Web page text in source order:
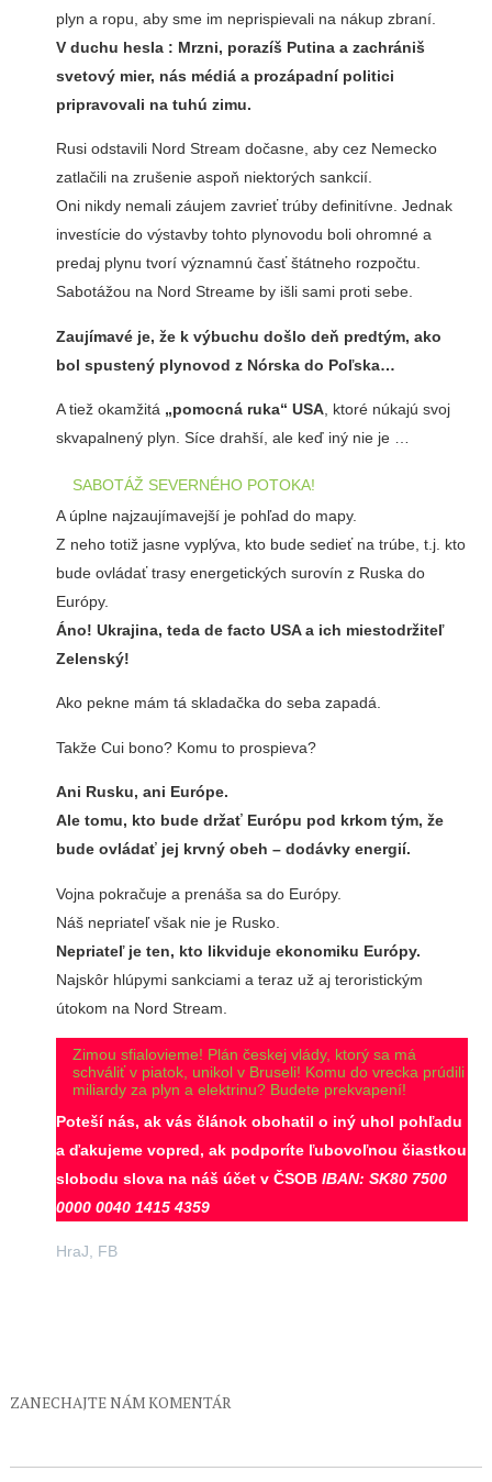
plyn a ropu, aby sme im neprispievali na nákup zbraní.
V duchu hesla : Mrzni, porazíš Putina a zachrániš
svetový mier, nás médiá a prozápadní politici
pripravovali na tuhú zimu.
Rusi odstavili Nord Stream dočasne, aby cez Nemecko
zatlačili na zrušenie aspoň niektorých sankcií.
Oni nikdy nemali záujem zavrieť trúby definitívne. Jednak
investície do výstavby tohto plynovodu boli ohromné a
predaj plynu tvorí významnú časť štátneho rozpočtu.
Sabotážou na Nord Streame by išli sami proti sebe.
Zaujímavé je, že k výbuchu došlo deň predtým, ako
bol spustený plynovod z Nórska do Poľska…
A tiež okamžitá „pomocná ruka“ USA, ktoré núkajú svoj
skvapalnený plyn. Síce drahší, ale keď iný nie je …
SABOTÁŽ SEVERNÉHO POTOKA!
A úplne najzaujímavejší je pohľad do mapy.
Z neho totiž jasne vyplýva, kto bude sedieť na trúbe, t.j. kto
bude ovládať trasy energetických surovín z Ruska do
Európy.
Áno! Ukrajina, teda de facto USA a ich miestodržiteľ
Zelenský!
Ako pekne mám tá skladačka do seba zapadá.
Takže Cui bono? Komu to prospieva?
Ani Rusku, ani Európe.
Ale tomu, kto bude držať Európu pod krkom tým, že
bude ovládať jej krvný obeh – dodávky energií.
Vojna pokračuje a prenáša sa do Európy.
Náš nepriateľ však nie je Rusko.
Nepriateľ je ten, kto likviduje ekonomiku Európy.
Najskôr hlúpymi sankciami a teraz už aj teroristickým
útokom na Nord Stream.
Zimou sfialovieme! Plán českej vlády, ktorý sa má
schváliť v piatok, unikol v Bruseli! Komu do vrecka prúdili
miliardy za plyn a elektrinu? Budete prekvapení!
Poteší nás, ak vás článok obohatil o iný uhol pohľadu
a ďakujeme vopred, ak podporíte ľubovoľnou čiastkou
slobodu slova na náš účet v ČSOB IBAN: SK80 7500
0000 0040 1415 4359
HraJ, FB
ZANECHAJTE NÁM KOMENTÁR